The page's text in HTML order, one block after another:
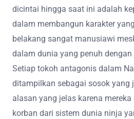
dicintai hingga saat ini adalah
dalam membangun karakter
belakang sangat manusiawi
dalam dunia yang penuh
Setiap tokoh antagonis dalam
ditampilkan sebagai sosok yang
alasan yang jelas karena
korban dari sistem dunia ninja